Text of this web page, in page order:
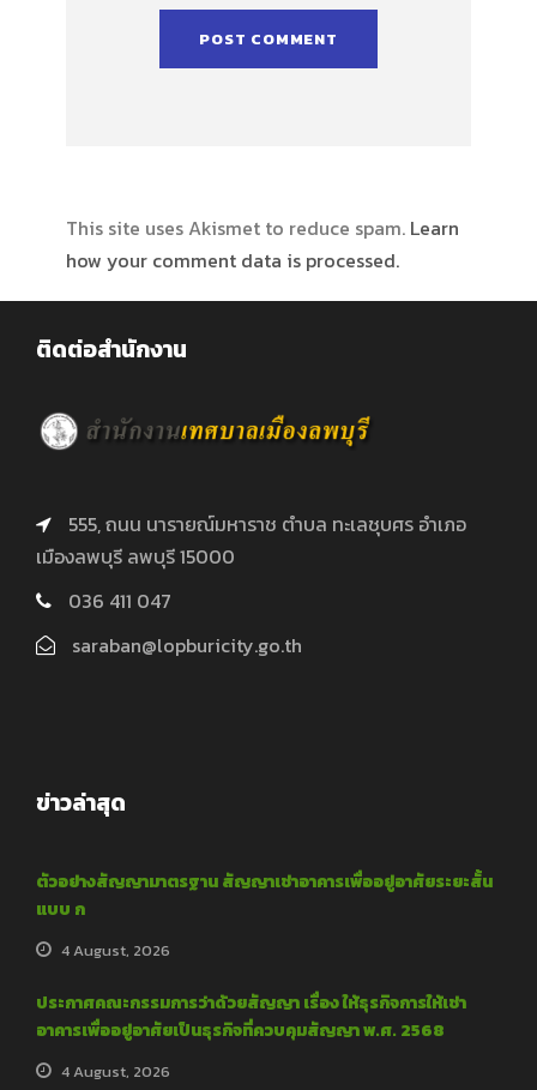
This site uses Akismet to reduce spam. Learn
how your comment data is processed.
ติดต่อสำนักงาน
555, ถนน นารายณ์มหาราช ตำบล ทะเลชุบศร อำเภอ
เมืองลพบุรี ลพบุรี 15000
036 411 047
saraban@lopburicity.go.th
ข่าวล่าสุด
ตัวอย่างสัญญามาตรฐาน สัญญาเช่าอาคารเพื่ออยู่อาศัยระยะสั้น
แบบ ก
4 August, 2026
ประกาศคณะกรรมการว่าด้วยสัญญา เรื่อง ให้ธุรกิจการให้เช่า
อาคารเพื่ออยู่อาศัยเป็นธุรกิจที่ควบคุมสัญญา พ.ศ. 2568
4 August, 2026